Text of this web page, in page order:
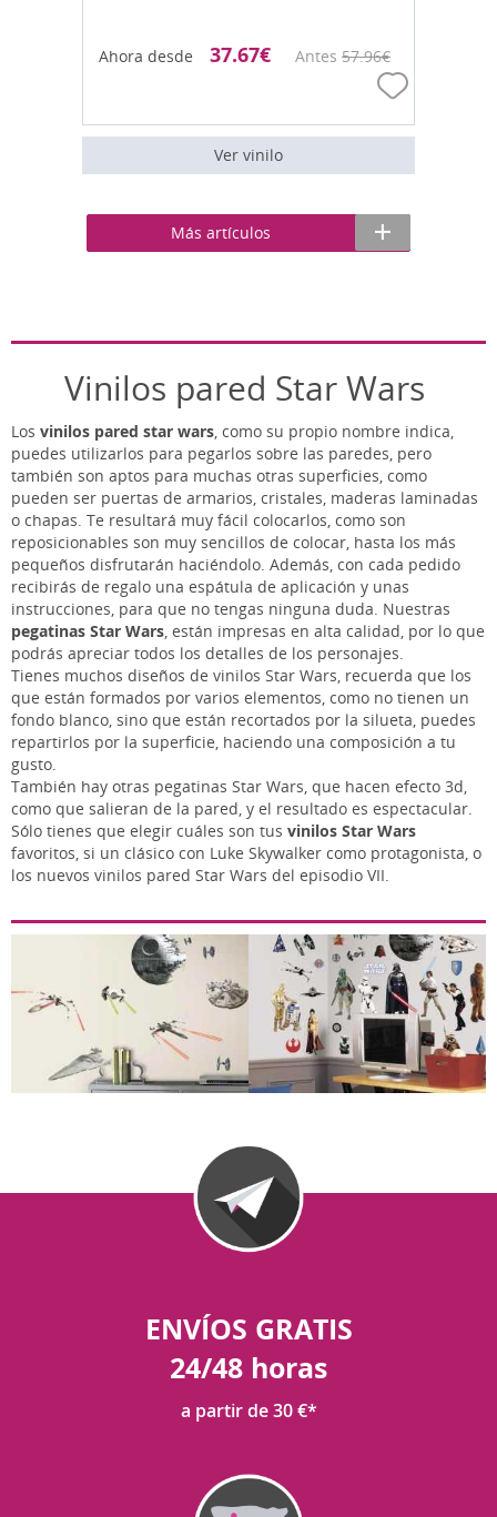
Ahora desde 37.67€ Antes 57.96€
Ver vinilo
Más artículos
Vinilos pared Star Wars
Los vinilos pared star wars, como su propio nombre indica,
puedes utilizarlos para pegarlos sobre las paredes, pero
también son aptos para muchas otras superficies, como
pueden ser puertas de armarios, cristales, maderas laminadas
o chapas. Te resultará muy fácil colocarlos, como son
reposicionables son muy sencillos de colocar, hasta los más
pequeños disfrutarán haciéndolo. Además, con cada pedido
recibirás de regalo una espátula de aplicación y unas
instrucciones, para que no tengas ninguna duda. Nuestras
pegatinas Star Wars, están impresas en alta calidad, por lo que
podrás apreciar todos los detalles de los personajes.
Tienes muchos diseños de vinilos Star Wars, recuerda que los
que están formados por varios elementos, como no tienen un
fondo blanco, sino que están recortados por la silueta, puedes
repartirlos por la superficie, haciendo una composición a tu
gusto.
También hay otras pegatinas Star Wars, que hacen efecto 3d,
como que salieran de la pared, y el resultado es espectacular.
Sólo tienes que elegir cuáles son tus vinilos Star Wars
favoritos, si un clásico con Luke Skywalker como protagonista, o
los nuevos vinilos pared Star Wars del episodio VII.
ENVÍOS GRATIS
24/48 horas
a partir de 30 €*